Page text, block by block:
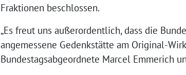
Fraktionen beschlossen.
„Es freut uns außerordentlich, dass die
angemessene Gedenkstätte am Original-
Bundestagsabgeordnete Marcel Emmerich